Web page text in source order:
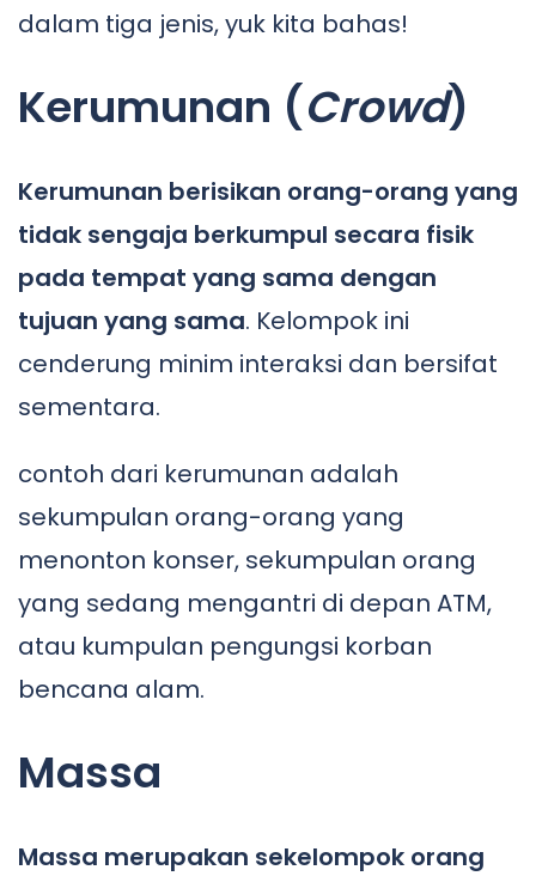
dalam tiga jenis, yuk kita bahas!
Kerumunan (Crowd)
Kerumunan berisikan orang-orang yang
tidak sengaja berkumpul secara fisik
pada tempat yang sama dengan
tujuan yang sama. Kelompok ini
cenderung minim interaksi dan bersifat
sementara.
contoh dari kerumunan adalah
sekumpulan orang-orang yang
menonton konser, sekumpulan orang
yang sedang mengantri di depan ATM,
atau kumpulan pengungsi korban
bencana alam.
Massa
Massa merupakan sekelompok orang